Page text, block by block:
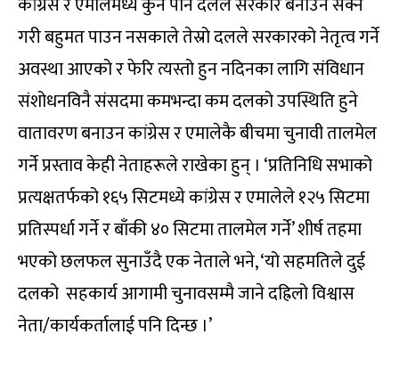
गरी बहुमत पाउन नसकाले तेस्रो दलले सरकारको नेतृत्व गर्ने
अवस्था आएको र फेरि त्यस्तो हुन नदिनका लागि संविधान
संशोधनविनै संसदमा कमभन्दा कम दलको उपस्थिति हुने
वातावरण बनाउन कांग्रेस र एमालेकै बीचमा चुनावी तालमेल
गर्ने प्रस्ताव केही नेताहरूले राखेका हुन् । ‘प्रतिनिधि सभाको
प्रत्यक्षतर्फको १६५ सिटमध्ये कांग्रेस र एमालेले १२५ सिटमा
प्रतिस्पर्धा गर्ने र बाँकी ४० सिटमा तालमेल गर्ने’ शीर्ष तहमा
भएको छलफल सुनाउँदै एक नेताले भने, ‘यो सहमतिले दुई
दलको सहकार्य आगामी चुनावसम्मै जाने दह्रिलो विश्वास
नेता/कार्यकर्तालाई पनि दिन्छ ।’